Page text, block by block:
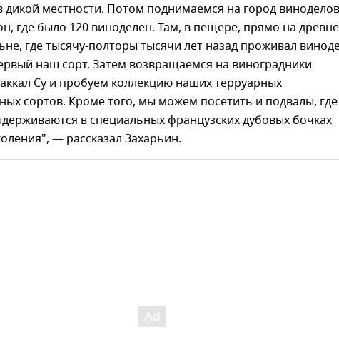
дикой местности. Потом поднимаемся на город виноделов
где было 120 виноделен. Там, в пещере, прямо на
где тысячу-полторы тысячи лет назад проживал
наш сорт. Затем возвращаемся на виноградники
Су и пробуем коллекцию наших терруарных
сортов. Кроме того, мы можем посетить и подвалы, где
в специальных французских дубовых бочках
— рассказал Захарьин.